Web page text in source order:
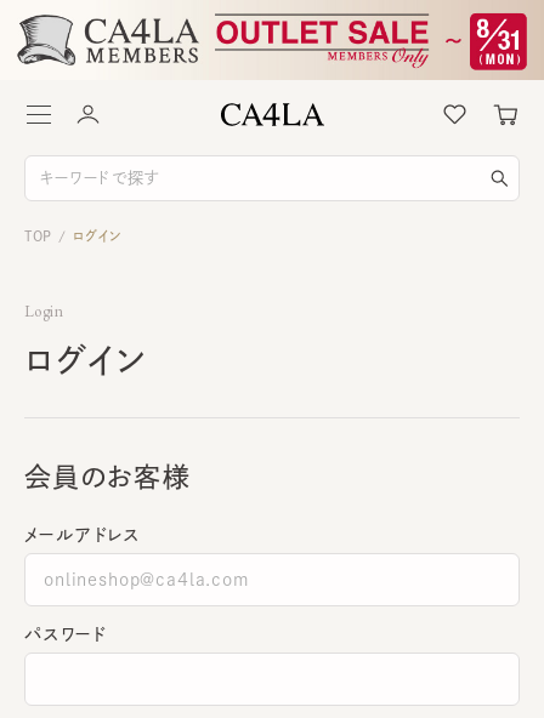
TOP / ログイン
Login
ログイン
会員のお客様
メールアドレス
パスワード